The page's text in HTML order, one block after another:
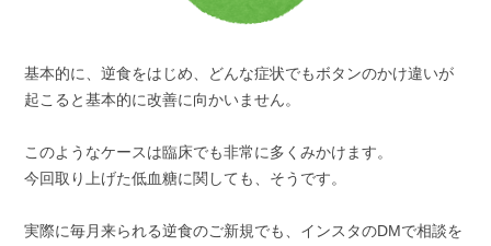
基本的に、逆食をはじめ、どんな症状でもボタンのかけ違いが
起こると基本的に改善に向かいません。
このようなケースは臨床でも非常に多くみかけます。
今回取り上げた低血糖に関しても、そうです。
実際に毎月来られる逆食のご新規でも、インスタのDMで相談を